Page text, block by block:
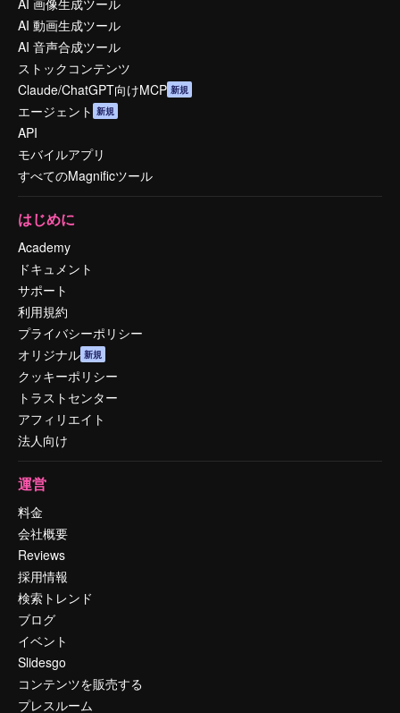
AI 画像生成ツール
AI 動画生成ツール
AI 音声合成ツール
ストックコンテンツ
Claude/ChatGPT向けMCP 新規
エージェント 新規
API
モバイルアプリ
すべてのMagnificツール
はじめに
Academy
ドキュメント
サポート
利用規約
プライバシーポリシー
オリジナル 新規
クッキーポリシー
トラストセンター
アフィリエイト
法人向け
運営
料金
会社概要
Reviews
採用情報
検索トレンド
ブログ
イベント
Slidesgo
コンテンツを販売する
プレスルーム